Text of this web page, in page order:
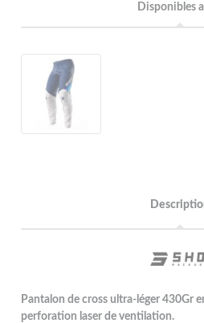
Disponibles
Pantalon de cross ultra-léger 430Gr
perforation laser de ventilation.